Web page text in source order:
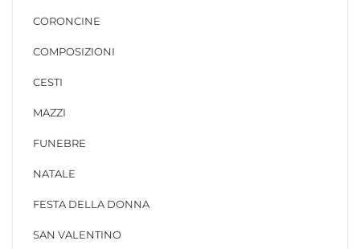
CORONCINE
COMPOSIZIONI
CESTI
MAZZI
FUNEBRE
NATALE
FESTA DELLA DONNA
SAN VALENTINO